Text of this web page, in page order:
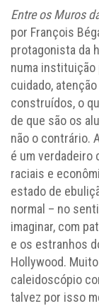
Entre os Muros
por François
protagonista da
numa instituição
cuidado,
construídos, o
de que são os
não o contrário.
é um verdadeiro
raciais e
estado de
normal – no
imaginar, com
e os estranhos
Hollywood.
caleidoscópio
talvez por isso